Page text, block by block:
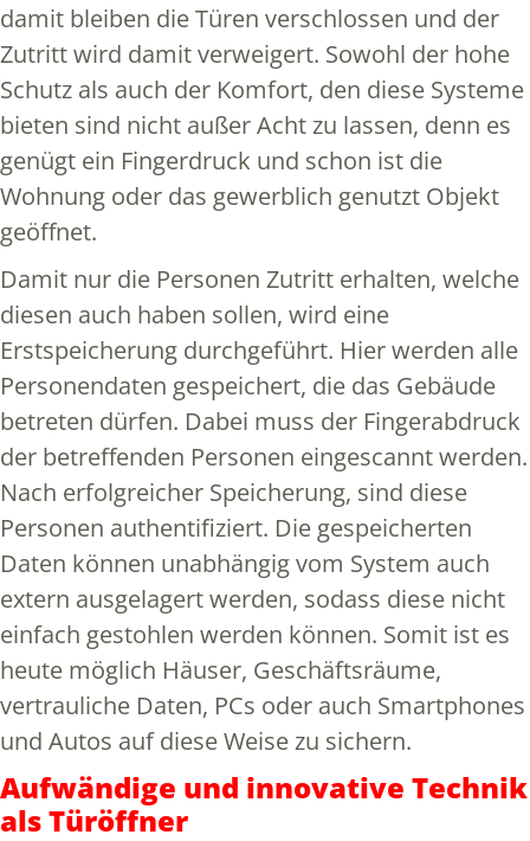
damit bleiben die Türen verschlossen und der
Zutritt wird damit verweigert. Sowohl der hohe
Schutz als auch der Komfort, den diese Systeme
bieten sind nicht außer Acht zu lassen, denn es
genügt ein Fingerdruck und schon ist die
Wohnung oder das gewerblich genutzt Objekt
geöffnet.
Damit nur die Personen Zutritt erhalten, welche
diesen auch haben sollen, wird eine
Erstspeicherung durchgeführt. Hier werden alle
Personendaten gespeichert, die das Gebäude
betreten dürfen. Dabei muss der Fingerabdruck
der betreffenden Personen eingescannt werden.
Nach erfolgreicher Speicherung, sind diese
Personen authentifiziert. Die gespeicherten
Daten können unabhängig vom System auch
extern ausgelagert werden, sodass diese nicht
einfach gestohlen werden können. Somit ist es
heute möglich Häuser, Geschäftsräume,
vertrauliche Daten, PCs oder auch Smartphones
und Autos auf diese Weise zu sichern.
Aufwändige und innovative Technik
als Türöffner